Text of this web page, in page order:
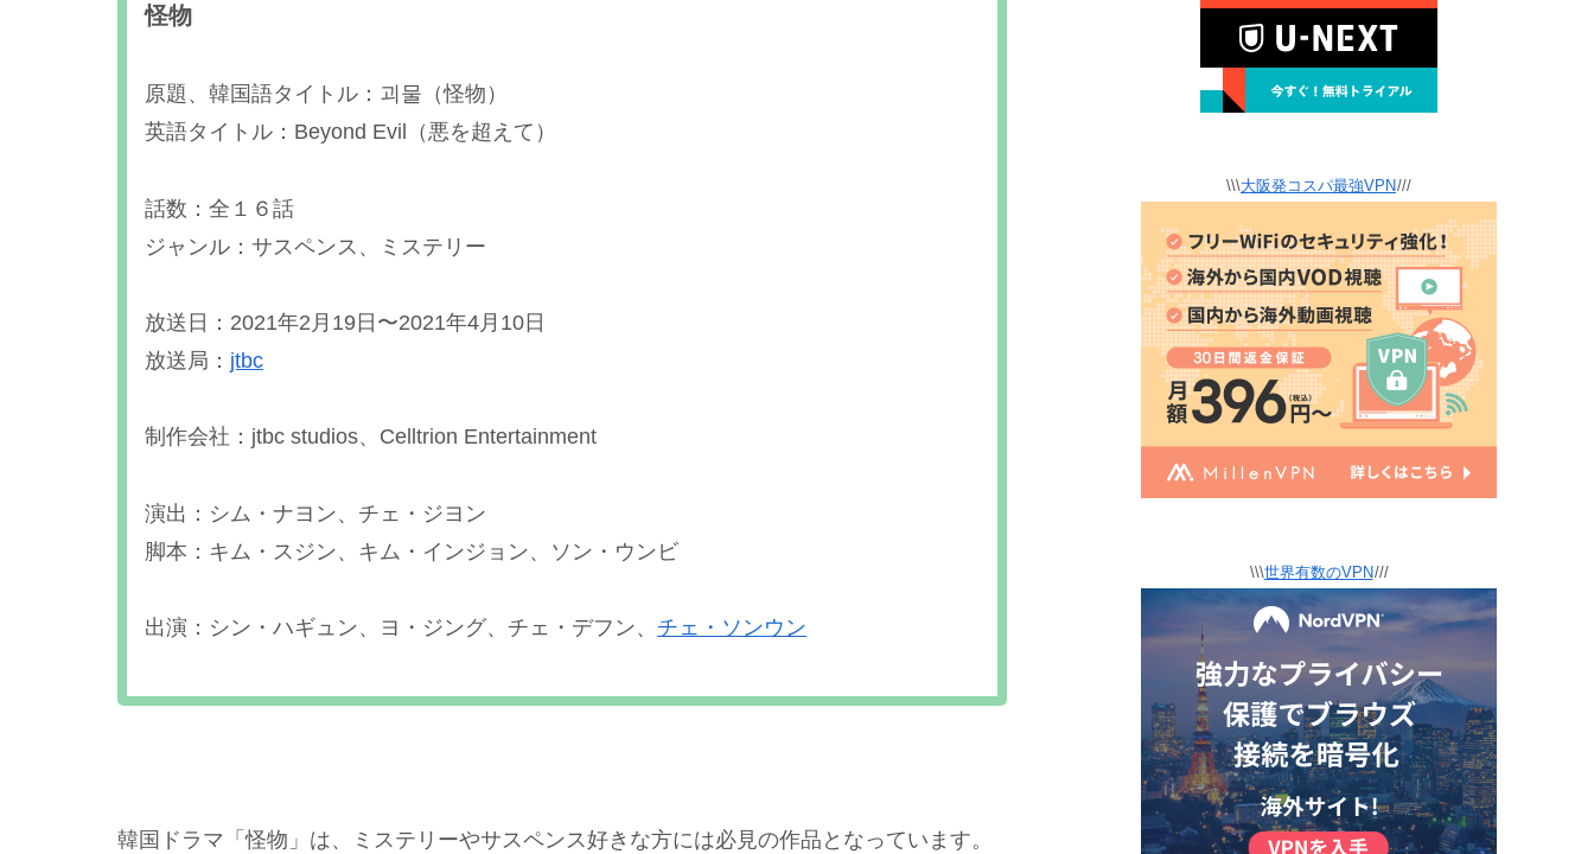
怪物
原題、韓国語タイトル：괴물（怪物）
英語タイトル：Beyond Evil（悪を超えて）
話数：全１６話
ジャンル：サスペンス、ミステリー
放送日：2021年2月19日〜2021年4月10日
放送局： jtbc
制作会社：jtbc studios、Celltrion Entertainment
演出：シム・ナヨン、チェ・ジヨン
脚本：キム・スジン、キム・インジョン、ソン・ウンビ
出演：シン・ハギュン、ヨ・ジング、チェ・デフン、 チェ・ソンウン
韓国ドラマ「怪物」は、ミステリーやサスペンス好きな方には必見の作品となっています。
\\\大阪発コスパ最強VPN///
\\\世界有数のVPN///